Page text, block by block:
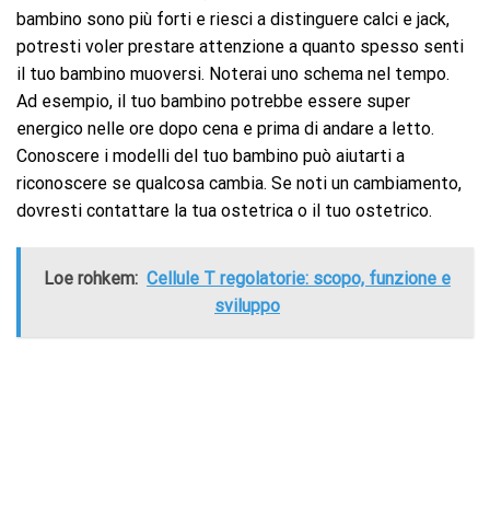
bambino sono più forti e riesci a distinguere calci e jack,
potresti voler prestare attenzione a quanto spesso senti
il ​​tuo bambino muoversi. Noterai uno schema nel tempo.
Ad esempio, il tuo bambino potrebbe essere super
energico nelle ore dopo cena e prima di andare a letto.
Conoscere i modelli del tuo bambino può aiutarti a
riconoscere se qualcosa cambia. Se noti un cambiamento,
dovresti contattare la tua ostetrica o il tuo ostetrico.
Loe rohkem: Cellule T regolatorie: scopo, funzione e
sviluppo